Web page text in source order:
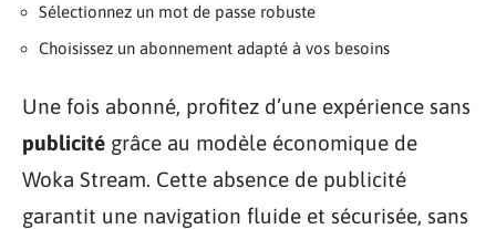
Sélectionnez un mot de passe robuste
Choisissez un abonnement adapté à vos besoins
Une fois abonné, profitez d’une expérience sans
publicité grâce au modèle économique de
Woka Stream. Cette absence de publicité
garantit une navigation fluide et sécurisée, sans